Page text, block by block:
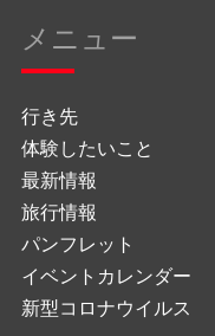
メニュー
行き先
体験したいこと
最新情報
旅行情報
パンフレット
イベントカレンダー
新型コロナウイルス